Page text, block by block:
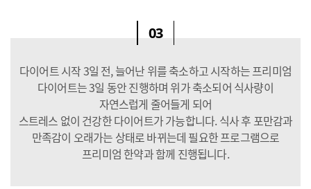
03
다이어트 시작 3일 전, 늘어난 위를 축소하고 시작하는 프리미엄
다이어트는 3일 동안 진행하며 위가 축소되어 식사량이
자연스럽게 줄어들게 되어
스트레스 없이 건강한 다이어트가 가능합니다. 식사 후 포만감과
만족감이 오래가는 상태로 바뀌는데 필요한 프로그램으로
프리미엄 한약과 함께 진행됩니다.